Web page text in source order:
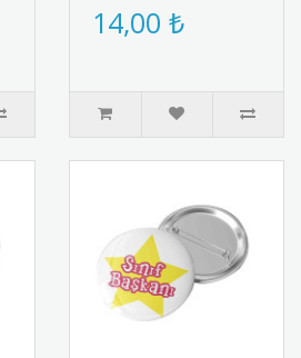
tasarlanmış bebek
magneti. Diş buğdayı
14,00 ₺